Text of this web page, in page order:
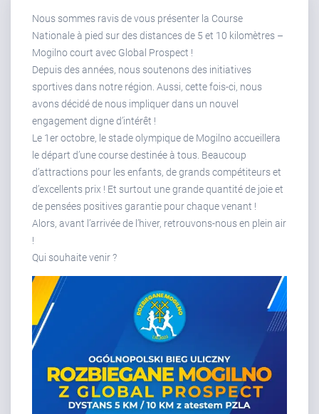
Nous sommes ravis de vous présenter la Course
Nationale à pied sur des distances de 5 et 10 kilomètres –
Mogilno court avec Global Prospect !
Depuis des années, nous soutenons des initiatives
sportives dans notre région. Aussi, cette fois-ci, nous
avons décidé de nous impliquer dans un nouvel
engagement digne d’intérêt !
Le 1er octobre, le stade olympique de Mogilno accueillera
le départ d’une course destinée à tous. Beaucoup
d’attractions pour les enfants, de grands compétiteurs et
d’excellents prix ! Et surtout une grande quantité de joie et
de pensées positives garantie pour chaque venant !
Alors, avant l’arrivée de l’hiver, retrouvons-nous en plein air
!
Qui souhaite venir ?